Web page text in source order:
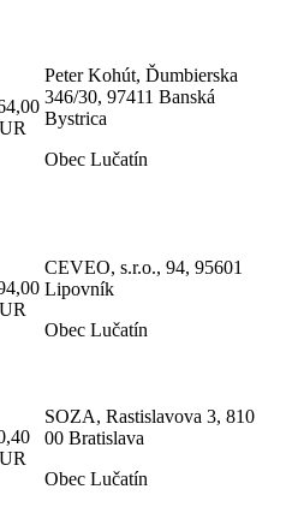
Peter Kohút, Ďumbierska
346/30, 97411 Banská
Bystrica
Obec Lučatín
CEVEO, s.r.o., 94, 95601
Lipovník
Obec Lučatín
SOZA, Rastislavova 3, 810
00 Bratislava
Obec Lučatín